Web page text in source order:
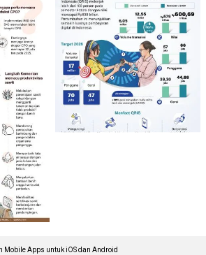
Mobile Apps untuk iOS dan Android